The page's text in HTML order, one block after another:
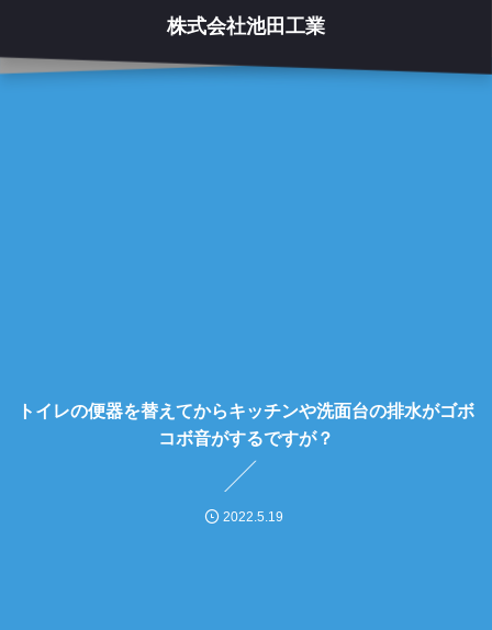
株式会社池田工業
トイレの便器を替えてからキッチンや洗面台の排水がゴボ
コボ音がするですが？
2022.5.19